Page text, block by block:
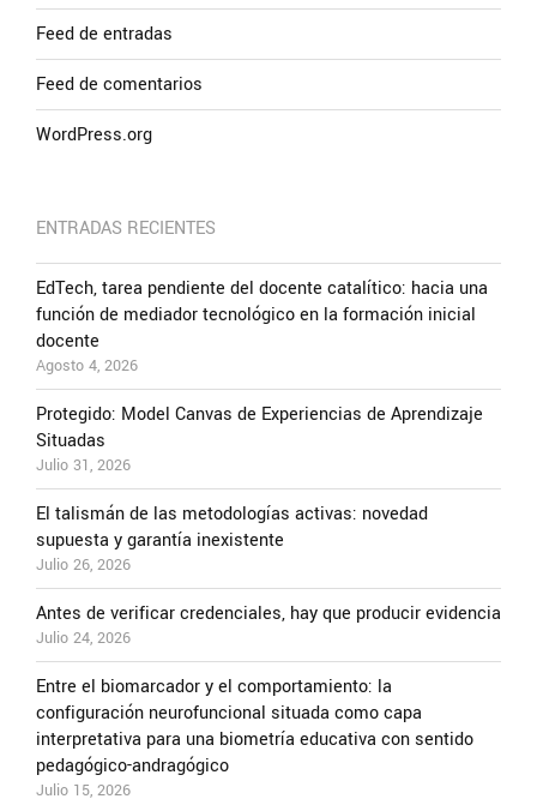
Feed de entradas
Feed de comentarios
WordPress.org
ENTRADAS RECIENTES
EdTech, tarea pendiente del docente catalítico: hacia una
función de mediador tecnológico en la formación inicial
docente
Agosto 4, 2026
Protegido: Model Canvas de Experiencias de Aprendizaje
Situadas
Julio 31, 2026
El talismán de las metodologías activas: novedad
supuesta y garantía inexistente
Julio 26, 2026
Antes de verificar credenciales, hay que producir evidencia
Julio 24, 2026
Entre el biomarcador y el comportamiento: la
configuración neurofuncional situada como capa
interpretativa para una biometría educativa con sentido
pedagógico-andragógico
Julio 15, 2026